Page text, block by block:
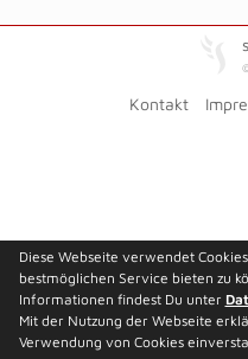
Kontakt
Diese Webseite verwendet
bestmöglichen Service bieten zu
Informationen findest Du unter
Mit der Nutzung der Webseite
Verwendung von Cookies